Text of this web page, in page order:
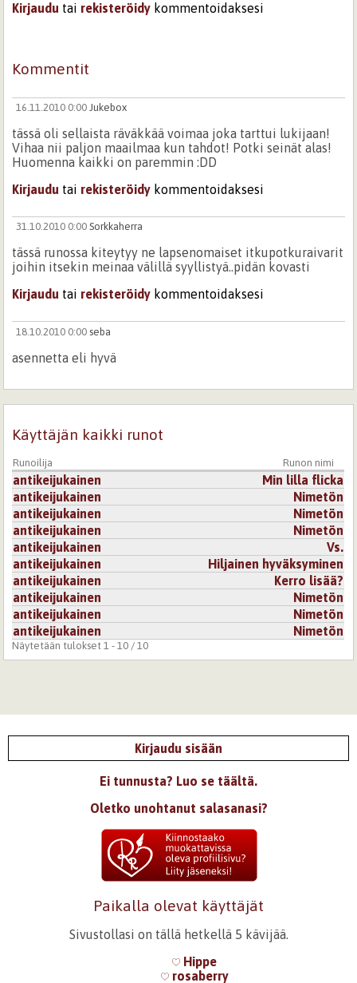
Kirjaudu tai rekisteröidy kommentoidaksesi
Kommentit
16.11.2010 0:00 Jukebox
tässä oli sellaista räväkkää voimaa joka tarttui lukijaan!
Vihaa nii paljon maailmaa kun tahdot! Potki seinät alas!
Huomenna kaikki on paremmin :DD
Kirjaudu tai rekisteröidy kommentoidaksesi
31.10.2010 0:00 Sorkkaherra
tässä runossa kiteytyy ne lapsenomaiset itkupotkuraivarit
joihin itsekin meinaa välillä syyllistyä..pidän kovasti
Kirjaudu tai rekisteröidy kommentoidaksesi
18.10.2010 0:00 seba
asennetta eli hyvä
Käyttäjän kaikki runot
Runoilija Runon nimi
antikeijukainen
Min lilla flicka
antikeijukainen
Nimetön
antikeijukainen
Nimetön
antikeijukainen
Nimetön
antikeijukainen
Vs.
antikeijukainen
Hiljainen hyväksyminen
antikeijukainen
Kerro lisää?
antikeijukainen
Nimetön
antikeijukainen
Nimetön
antikeijukainen
Nimetön
Näytetään tulokset 1 - 10 / 10
Kirjaudu sisään
Ei tunnusta? Luo se täältä.
Oletko unohtanut salasanasi?
Paikalla olevat käyttäjät
Sivustollasi on tällä hetkellä 5 kävijää.
Hippe
rosaberry